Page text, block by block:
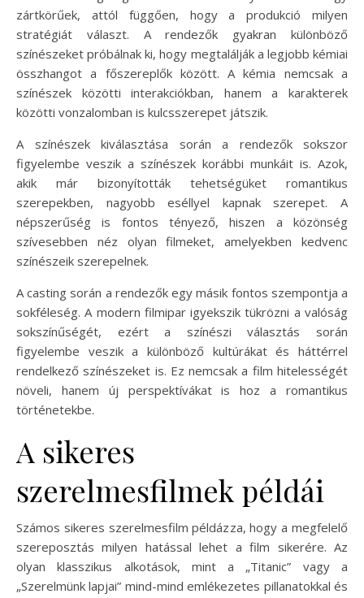
zártkörűek, attól függően, hogy a produkció milyen
stratégiát választ. A rendezők gyakran különböző
színészeket próbálnak ki, hogy megtalálják a legjobb kémiai
összhangot a főszereplők között. A kémia nemcsak a
színészek közötti interakciókban, hanem a karakterek
közötti vonzalomban is kulcsszerepet játszik.
A színészek kiválasztása során a rendezők sokszor
figyelembe veszik a színészek korábbi munkáit is. Azok,
akik már bizonyították tehetségüket romantikus
szerepekben, nagyobb eséllyel kapnak szerepet. A
népszerűség is fontos tényező, hiszen a közönség
szívesebben néz olyan filmeket, amelyekben kedvenc
színészeik szerepelnek.
A casting során a rendezők egy másik fontos szempontja a
sokféleség. A modern filmipar igyekszik tükrözni a valóság
sokszínűségét, ezért a színészi választás során
figyelembe veszik a különböző kultúrákat és háttérrel
rendelkező színészeket is. Ez nemcsak a film hitelességét
növeli, hanem új perspektívákat is hoz a romantikus
történetekbe.
A sikeres
szerelmesfilmek példái
Számos sikeres szerelmesfilm példázza, hogy a megfelelő
szereposztás milyen hatással lehet a film sikerére. Az
olyan klasszikus alkotások, mint a „Titanic” vagy a
„Szerelmünk lapjai” mind-mind emlékezetes pillanatokkal és